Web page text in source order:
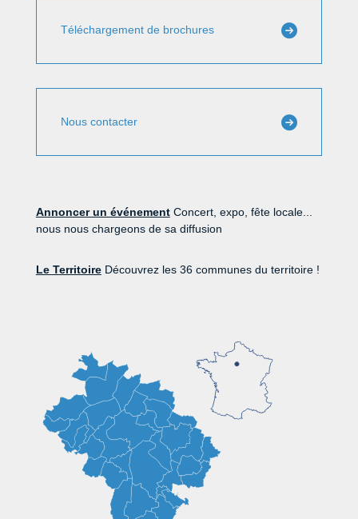
Téléchargement de brochures
Nous contacter
Annoncer un événementConcert, expo, fête locale...
nous nous chargeons de sa diffusion
Le TerritoireDécouvrez les 36 communes du territoire !